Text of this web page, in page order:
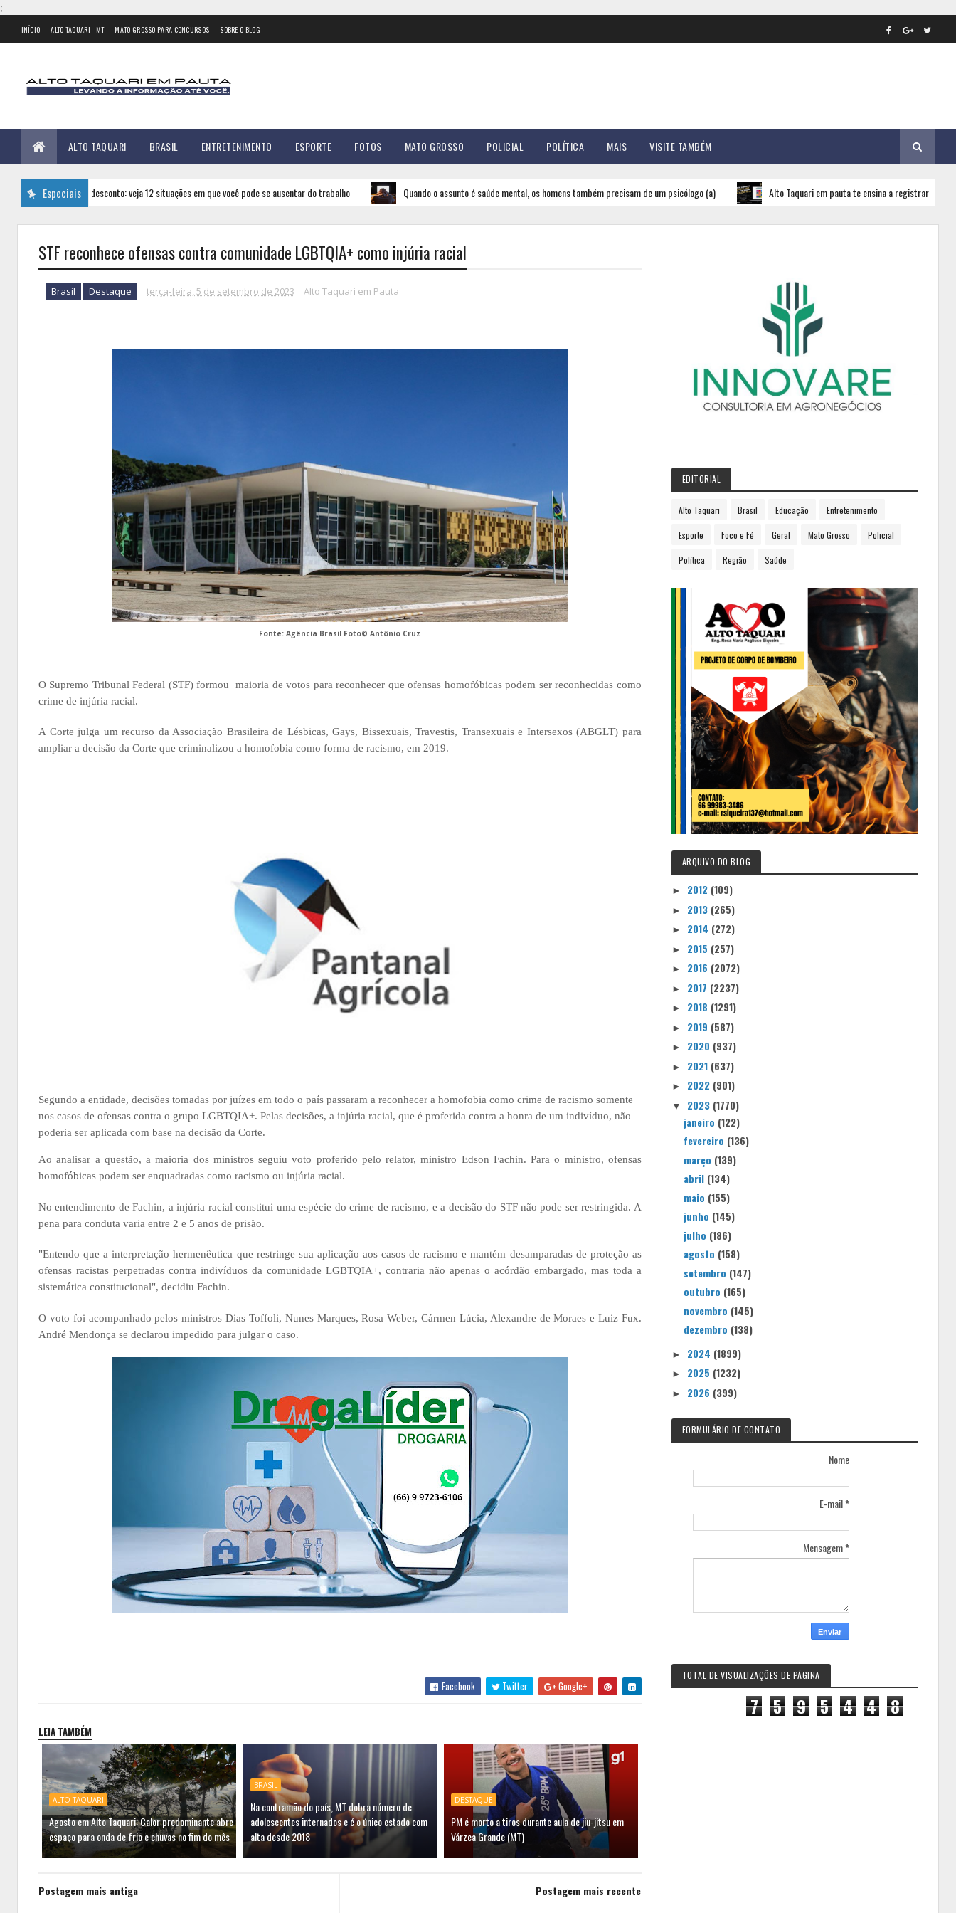
;
INÍCIO ALTO TAQUARI - MT MATO GROSSO PARA CONCURSOS SOBRE O BLOG
ALTO TAQUARI BRASIL ENTRETENIMENTO ESPORTE FOTOS MATO GROSSO POLICIAL POLÍTICA MAIS VISITE TAMBÉM
Especiais
Faltas sem desconto: veja 12 situações em que você pode se ausentar do trabalho Quando o assunto é saúde mental, os homens também precisam de um psicólogo (a) Alto Taquari em pauta te ensina a registrar o Boletim de
STF reconhece ofensas contra comunidade LGBTQIA+ como injúria racial
Brasil Destaque terça-feira, 5 de setembro de 2023 Alto Taquari em Pauta
Fonte: Agência Brasil Foto© Antônio Cruz
O Supremo Tribunal Federal (STF) formou maioria de votos para reconhecer que ofensas homofóbicas podem ser reconhecidas como
crime de injúria racial.
A Corte julga um recurso da Associação Brasileira de Lésbicas, Gays, Bissexuais, Travestis, Transexuais e Intersexos (ABGLT) para
ampliar a decisão da Corte que criminalizou a homofobia como forma de racismo, em 2019.
Segundo a entidade, decisões tomadas por juízes em todo o país passaram a reconhecer a homofobia como crime de racismo somente
nos casos de ofensas contra o grupo LGBTQIA+. Pelas decisões, a injúria racial, que é proferida contra a honra de um indivíduo, não
poderia ser aplicada com base na decisão da Corte.
Ao analisar a questão, a maioria dos ministros seguiu voto proferido pelo relator, ministro Edson Fachin. Para o ministro, ofensas
homofóbicas podem ser enquadradas como racismo ou injúria racial.
No entendimento de Fachin, a injúria racial constitui uma espécie do crime de racismo, e a decisão do STF não pode ser restringida. A
pena para conduta varia entre 2 e 5 anos de prisão.
"Entendo que a interpretação hermenêutica que restringe sua aplicação aos casos de racismo e mantém desamparadas de proteção as
ofensas racistas perpetradas contra indivíduos da comunidade LGBTQIA+, contraria não apenas o acórdão embargado, mas toda a
sistemática constitucional", decidiu Fachin.
O voto foi acompanhado pelos ministros Dias Toffoli, Nunes Marques, Rosa Weber, Cármen Lúcia, Alexandre de Moraes e Luiz Fux.
André Mendonça se declarou impedido para julgar o caso.
Facebook Twitter Google+
LEIA TAMBÉM
ALTO TAQUARI
Agosto em Alto Taquari: Calor predominante abre
espaço para onda de frio e chuvas no fim do mês
BRASIL
Na contramão do país, MT dobra número de
adolescentes internados e é o único estado com
alta desde 2018
DESTAQUE
PM é morto a tiros durante aula de jiu-jitsu em
Várzea Grande (MT)
Postagem mais recente
Postagem mais antiga
EDITORIAL
Alto Taquari Brasil Educação Entretenimento
Esporte Foco e Fé Geral Mato Grosso Policial
Política Região Saúde
ARQUIVO DO BLOG
► 2012 (109)
► 2013 (265)
► 2014 (272)
► 2015 (257)
► 2016 (2072)
► 2017 (2237)
► 2018 (1291)
► 2019 (587)
► 2020 (937)
► 2021 (637)
► 2022 (901)
▼ 2023 (1770)
janeiro (122)
fevereiro (136)
março (139)
abril (134)
maio (155)
junho (145)
julho (186)
agosto (158)
setembro (147)
outubro (165)
novembro (145)
dezembro (138)
► 2024 (1899)
► 2025 (1232)
► 2026 (399)
FORMULÁRIO DE CONTATO
Nome
E-mail*
Mensagem*
TOTAL DE VISUALIZAÇÕES DE PÁGINA
7 5 9 5 4 4 8